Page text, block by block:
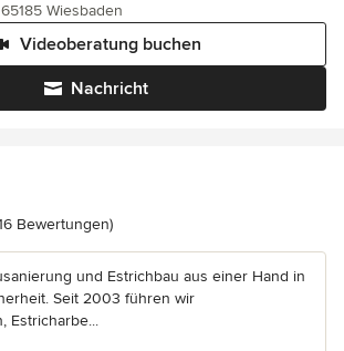
Nachricht
Videoberatung buchen
Wiesbaden
4.9 von 5 Sternen
Bewertungen)
und Estrichbau aus einer Hand in
Seit 2003 führen wir
Estricharbe...